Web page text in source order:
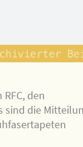
den
sind die